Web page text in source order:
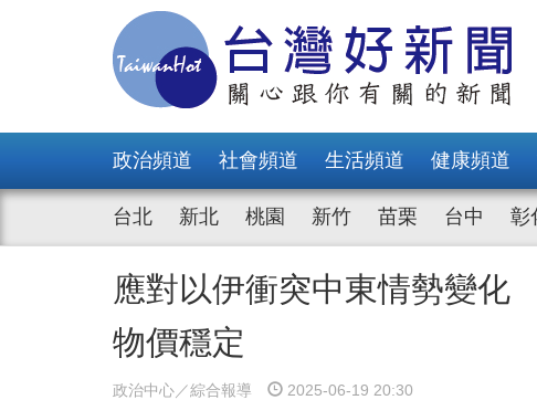
政治頻道 社會頻道 生活頻道 健康頻道
台北 新北 桃園 新竹 苗栗 台中 彰
應對以伊衝突中東情勢變化
物價穩定
政治中心／綜合報導 2025-06-19 20:30